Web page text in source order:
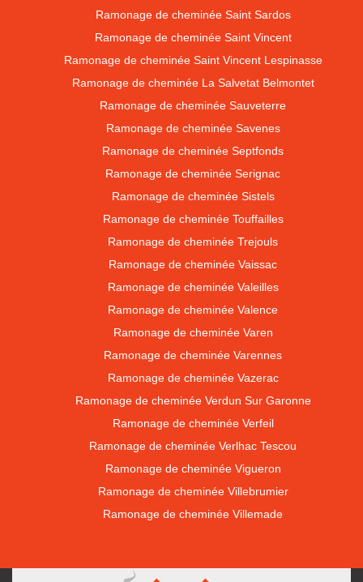
Ramonage de cheminée Saint Sardos
Ramonage de cheminée Saint Vincent
Ramonage de cheminée Saint Vincent Lespinasse
Ramonage de cheminée La Salvetat Belmontet
Ramonage de cheminée Sauveterre
Ramonage de cheminée Savenes
Ramonage de cheminée Septfonds
Ramonage de cheminée Serignac
Ramonage de cheminée Sistels
Ramonage de cheminée Touffailles
Ramonage de cheminée Trejouls
Ramonage de cheminée Vaissac
Ramonage de cheminée Valeilles
Ramonage de cheminée Valence
Ramonage de cheminée Varen
Ramonage de cheminée Varennes
Ramonage de cheminée Vazerac
Ramonage de cheminée Verdun Sur Garonne
Ramonage de cheminée Verfeil
Ramonage de cheminée Verlhac Tescou
Ramonage de cheminée Vigueron
Ramonage de cheminée Villebrumier
Ramonage de cheminée Villemade